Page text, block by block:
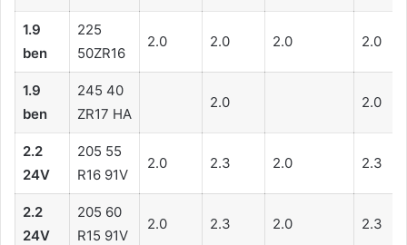
1.9
ben
225
50ZR16
2.0 2.0 2.0 2.0
1.9
ben
245 40
ZR17 HA
2.0 2.0
2.2
24V
205 55
R16 91V
2.0 2.3 2.0 2.3
2.2
24V
205 60
R15 91V
2.0 2.3 2.0 2.3